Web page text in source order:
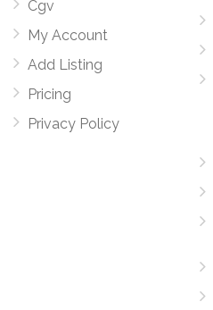
Cgv
My Account
Add Listing
Pricing
Privacy Policy